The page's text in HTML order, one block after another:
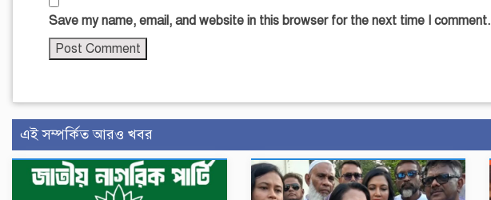
Save my name, email, and website in this browser for the next time I comment.
এই সম্পর্কিত আরও খবর